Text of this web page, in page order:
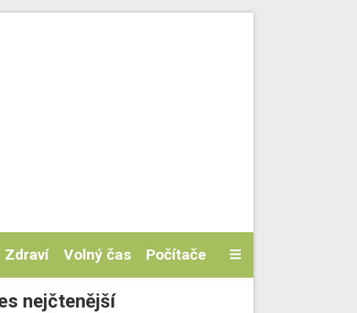
Zdraví Volný čas Počítače
nejčtenější